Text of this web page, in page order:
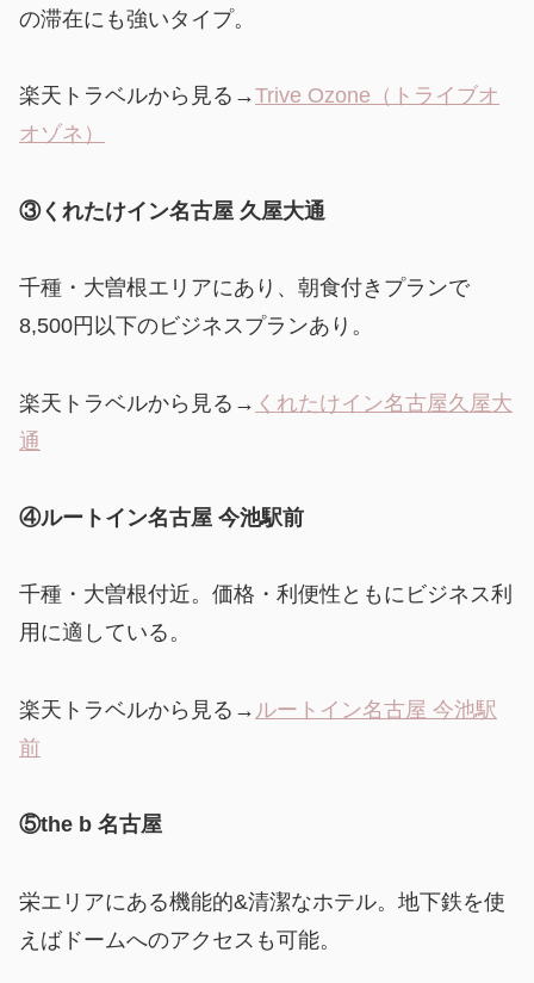
の滞在にも強いタイプ。
楽天トラベルから見る→Trive Ozone（トライブオ
オゾネ）
③くれたけイン名古屋 久屋大通
千種・大曽根エリアにあり、朝食付きプランで
8,500円以下のビジネスプランあり。
楽天トラベルから見る→ くれたけイン名古屋久屋大
通
④ルートイン名古屋 今池駅前
千種・大曽根付近。価格・利便性ともにビジネス利
用に適している。
楽天トラベルから見る→ ルートイン名古屋 今池駅
前
⑤the b 名古屋
栄エリアにある機能的&清潔なホテル。地下鉄を使
えばドームへのアクセスも可能。